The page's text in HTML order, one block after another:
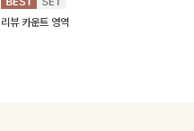
리뷰 카운트 영역